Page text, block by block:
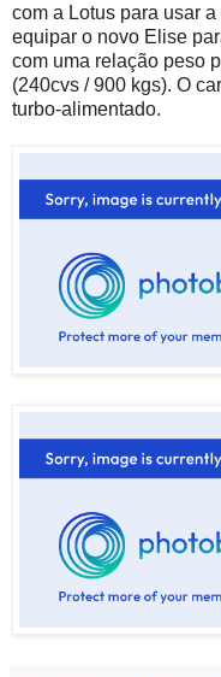
com a Lotus para usar
equipar o novo Elise
com uma relação peso
(240cvs / 900 kgs). O
turbo-alimentado.